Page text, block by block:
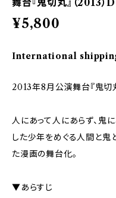
舞台『鬼切丸』（2013）
¥5,800
International
2013年8月公演舞台『鬼切
人にあって人にあらず、鬼
した少年をめぐる人間と鬼
た漫画の舞台化。
▼あらすじ